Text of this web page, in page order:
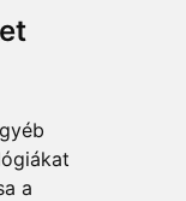
a
vagy
Bővebben